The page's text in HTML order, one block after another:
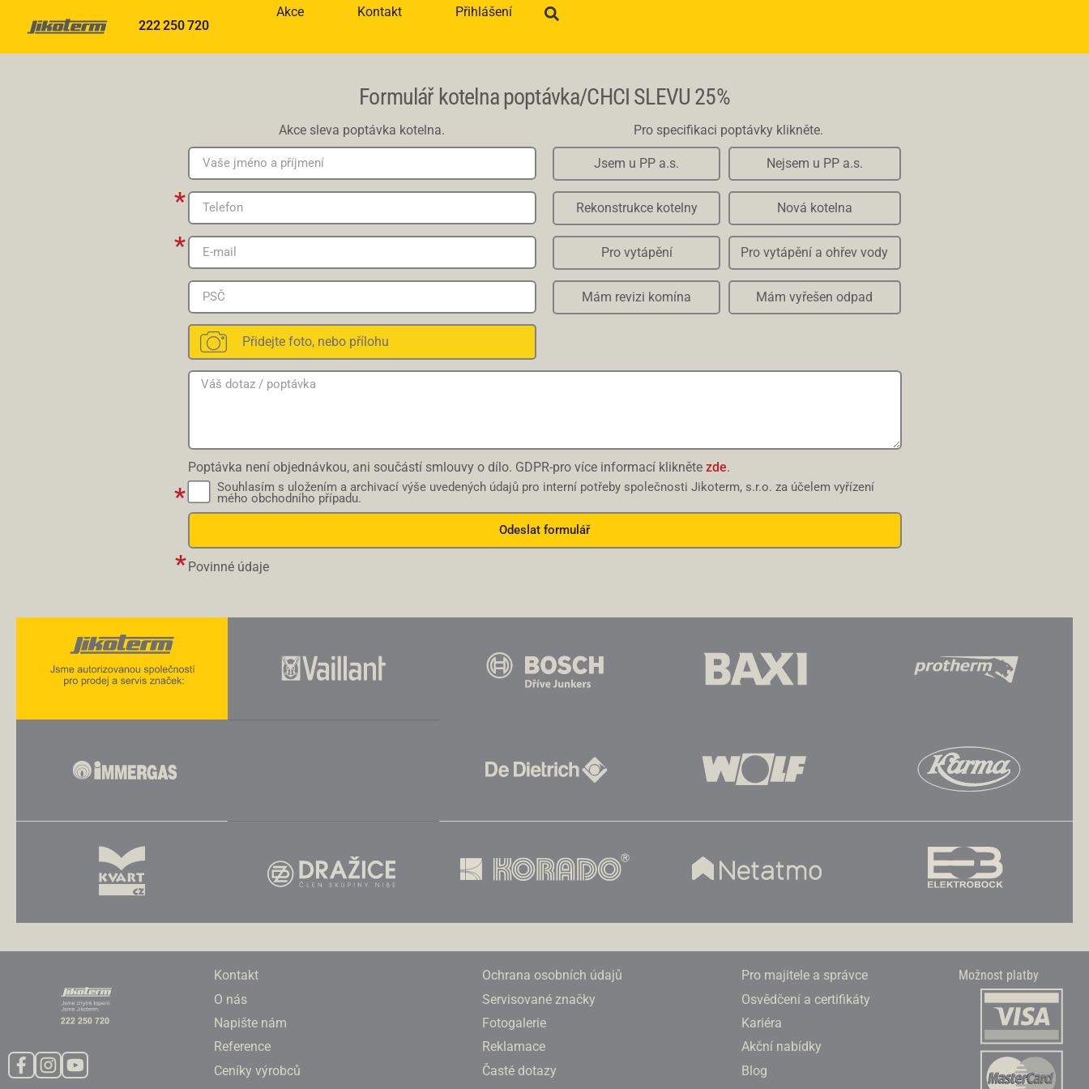
222 250 720
Akce Kontakt Přihlášení
Formulář kotelna poptávka/CHCI SLEVU 25%
Akce sleva poptávka kotelna. Pro specifikaci poptávky klikněte.
Jsem u PP a.s. Nejsem u PP a.s.
Rekonstrukce kotelny Nová kotelna
Pro vytápění Pro vytápění a ohřev vody
Mám revizi komína Mám vyřešen odpad
Poptávka není objednávkou, ani součástí smlouvy o dílo. GDPR-pro více informací klikněte zde.
Souhlasím s uložením a archivací výše uvedených údajů pro interní potřeby společnosti Jikoterm, s.r.o. za účelem vyřízení
mého obchodního případu.
Odeslat formulář
Povinné údaje
Kontakt
O nás
Napište nám
Reference
Ceníky výrobců
Ochrana osobních údajů
Servisované značky
Fotogalerie
Reklamace
Časté dotazy
Pro majitele a správce
Osvědčení a certifikáty
Kariéra
Akční nabídky
Blog
Možnost platby